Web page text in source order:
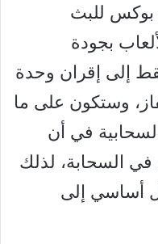
بوكس للبث
بجودة
إلى إقران وحدة
وستكون على ما
في أن
في السحابة، لذلك
أساسي إلى